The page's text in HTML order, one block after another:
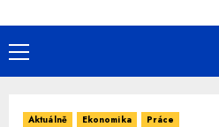
Primary
Menu
Aktuálně Ekonomika Práce